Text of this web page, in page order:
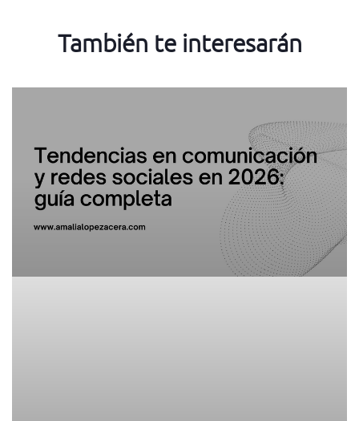
También te interesarán